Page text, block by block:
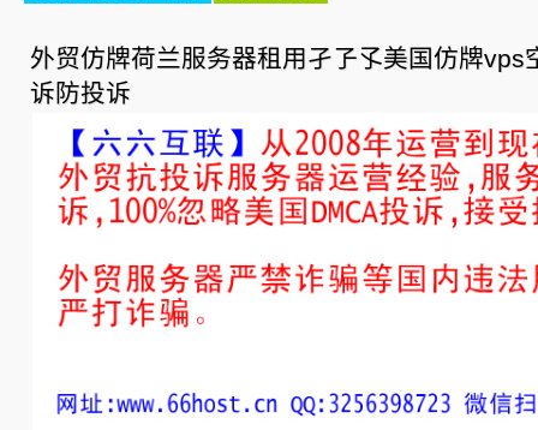
外贸仿牌荷兰服务器租用孑孒孓美国仿牌vps
诉防投诉